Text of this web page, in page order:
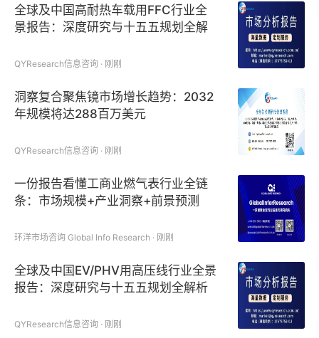
全球及中国高耐热车载用FFC行业全
景报告：深度研究与十五五规划全解
QYResearch信息咨询 · 刚刚
洞察复合聚焦镜市场增长趋势：2032
年规模将达288百万美元
QYResearch信息咨询 · 刚刚
一份报告看懂工商业燃气表行业全链
条：市场规模+产业洞察+前景预测
环洋市场咨询 Global Info Research · 刚刚
全球及中国EV/PHV用高压线行业全景
报告：深度研究与十五五规划全解析
QYResearch信息咨询 · 刚刚